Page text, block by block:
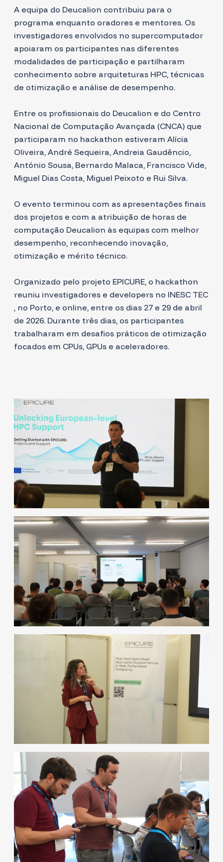
A equipa do Deucalion contribuiu para o
programa enquanto oradores e mentores. Os
investigadores envolvidos no supercomputador
apoiaram os participantes nas diferentes
modalidades de participação e partilharam
conhecimento sobre arquiteturas HPC, técnicas
de otimização e análise de desempenho.
Entre os profissionais do Deucalion e do Centro
Nacional de Computação Avançada (CNCA) que
participaram no hackathon estiveram Alícia
Oliveira, André Sequeira, Andreia Gaudêncio,
António Sousa, Bernardo Malaca, Francisco Vide,
Miguel Dias Costa, Miguel Peixoto e Rui Silva.
O evento terminou com as apresentações finais
dos projetos e com a atribuição de horas de
computação Deucalion às equipas com melhor
desempenho, reconhecendo inovação,
otimização e mérito técnico.
Organizado pelo projeto EPICURE, o hackathon
reuniu investigadores e developers no INESC TEC
, no Porto, e online, entre os dias 27 e 29 de abril
de 2026. Durante três dias, os participantes
trabalharam em desafios práticos de otimização
focados em CPUs, GPUs e aceleradores.